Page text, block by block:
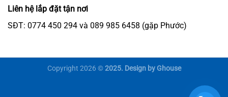
Liên hệ lắp đặt tận nơi
SĐT: 0774 450 294 và 089 985 6458 (gặp Phước)
Copyright 2026 ©2025. Design by Ghouse